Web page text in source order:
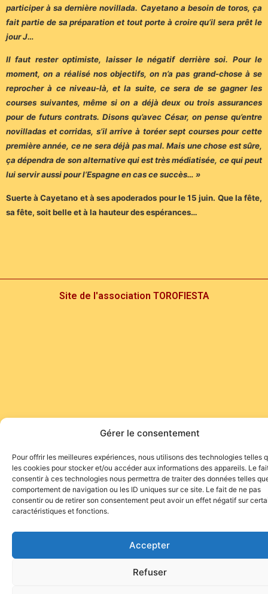
Gérer le consentement
Pour offrir les meilleures expériences, nous utilisons des technologies telles
les cookies pour stocker et/ou accéder aux informations des appareils. Le
consentir à ces technologies nous permettra de traiter des données telles
comportement de navigation ou les ID uniques sur ce site. Le fait de ne pas
consentir ou de retirer son consentement peut avoir un effet négatif sur
caractéristiques et fonctions.
Accepter
Refuser
participer à sa dernière novillada. Cayetano a besoin de toros, ça
fait partie de sa préparation et tout porte à croire qu’il sera prêt le
jour J…
Il faut rester optimiste, laisser le négatif derrière soi. Pour le
moment, on a réalisé nos objectifs, on n’a pas grand-chose à se
reprocher à ce niveau-là, et la suite, ce sera de se gagner les
courses suivantes, même si on a déjà deux ou trois assurances
pour de futurs contrats. Disons qu’avec César, on pense qu’entre
novilladas et corridas, s’il arrive à toréer sept courses pour cette
première année, ce ne sera déjà pas mal. Mais une chose est sûre,
ça dépendra de son alternative qui est très médiatisée, ce qui peut
lui servir aussi pour l’Espagne en cas ce succès… »
Suerte à Cayetano et à ses apoderados pour le 15 juin. Que la fête,
sa fête, soit belle et à la hauteur des espérances…
Site de l'association TOROFIESTA